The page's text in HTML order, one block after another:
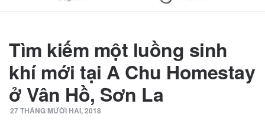
Tìm kiếm một luồng sinh
khí mới tại A Chu Homestay
ở Vân Hồ, Sơn La
27 THÁNG MƯỜI HAI, 2018